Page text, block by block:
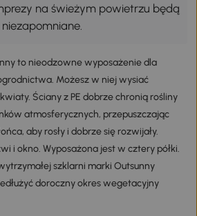
na świeżym powietrzu będą
niezapomniane.
to nieodzowne wyposażenie dla
Możesz w niej wysiać
Ściany z PE dobrze chronią rośliny
atmosferycznych, przepuszczając
aby rosły i dobrze się rozwijały.
i okno. Wyposażona jest w cztery półki.
szklarni marki Outsunny
doroczny okres wegetacyjny